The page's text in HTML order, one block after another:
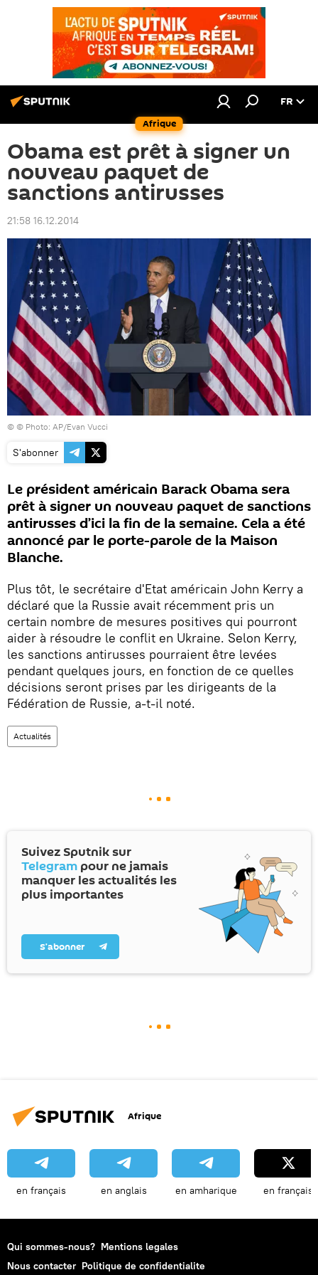
Afrique
FR
Obama est prêt à signer un
nouveau paquet de
sanctions antirusses
21:58 16.12.2014
© © Photo: AP/Evan Vucci
S'abonner
Le président américain Barack Obama sera
prêt à signer un nouveau paquet de sanctions
antirusses d’ici la fin de la semaine. Cela a été
annoncé par le porte-parole de la Maison
Blanche.
Plus tôt, le secrétaire d'Etat américain John Kerry a
déclaré que la Russie avait récemment pris un
certain nombre de mesures positives qui pourront
aider à résoudre le conflit en Ukraine. Selon Kerry,
les sanctions antirusses pourraient être levées
pendant quelques jours, en fonction de ce quelles
décisions seront prises par les dirigeants de la
Fédération de Russie, a-t-il noté.
Actualités
Suivez Sputnik sur
Telegram pour ne jamais
manquer les actualités les
plus importantes
S’abonner
Afrique
en français en anglais en amharique en français
Qui sommes-nous? Mentions legales
Nous contacter Politique de confidentialite